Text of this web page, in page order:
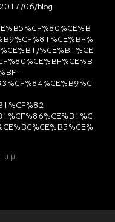
2017/06/blog-
%CE%B1%CE
μ.μ.